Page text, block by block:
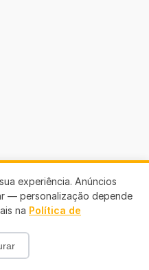
experiência. Anúncios
— personalização depende
na Política de